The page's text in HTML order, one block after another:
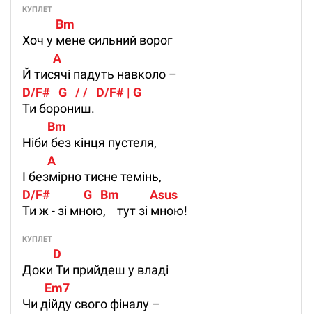
КУПЛЕТ
Bm
Хоч у мене сильний ворог
A
Й тисячі падуть навколо –
D/F#   G   / /   D/F# | G
Ти борониш.
Bm
Ніби без кінця пустеля,
A
І безмірно тисне темінь,
D/F#            G   Bm           Asus
Ти ж - зі мною, тут зі мною!
КУПЛЕТ
D
Доки Ти прийдеш у владі
Em7
Чи дійду свого фіналу –